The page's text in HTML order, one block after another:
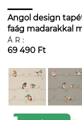
Angol design
faág madarakkal
ÁR:
69 490 Ft